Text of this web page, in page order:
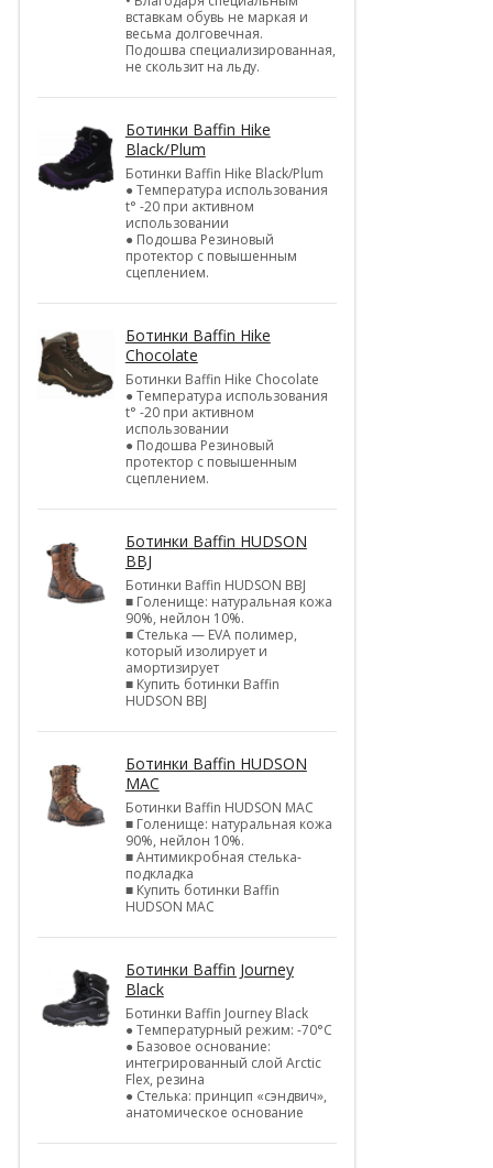
вставкам обувь не маркая и
весьма долговечная.
Подошва специализированная,
не скользит на льду.
Ботинки Baffin Hike
Black/Plum
Ботинки Baffin Hike Black/Plum
● Температура использования
t° -20 при активном
использовании
● Подошва Резиновый
протектор с повышенным
сцеплением.
Ботинки Baffin Hike
Chocolate
Ботинки Baffin Hike Chocolate
● Температура использования
t° -20 при активном
использовании
● Подошва Резиновый
протектор с повышенным
сцеплением.
Ботинки Baffin HUDSON
BBJ
Ботинки Baffin HUDSON BBJ
■ Голенище: натуральная кожа
90%, нейлон 10%.
■ Стелька — EVA полимер,
который изолирует и
амортизирует
■ Купить ботинки Baffin
HUDSON BBJ
Ботинки Baffin HUDSON
MAC
Ботинки Baffin HUDSON MAC
■ Голенище: натуральная кожа
90%, нейлон 10%.
■ Антимикробная стелька-
подкладка
■ Купить ботинки Baffin
HUDSON MAC
Ботинки Baffin Journey
Black
Ботинки Baffin Journey Black
● Температурный режим: -70°С
● Базовое основание:
интегрированный слой Arctic
Flex, резина
● Стелька: принцип «сэндвич»,
анатомическое основание